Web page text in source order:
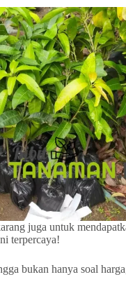
juga untuk
terpercaya!
bukan hanya soal